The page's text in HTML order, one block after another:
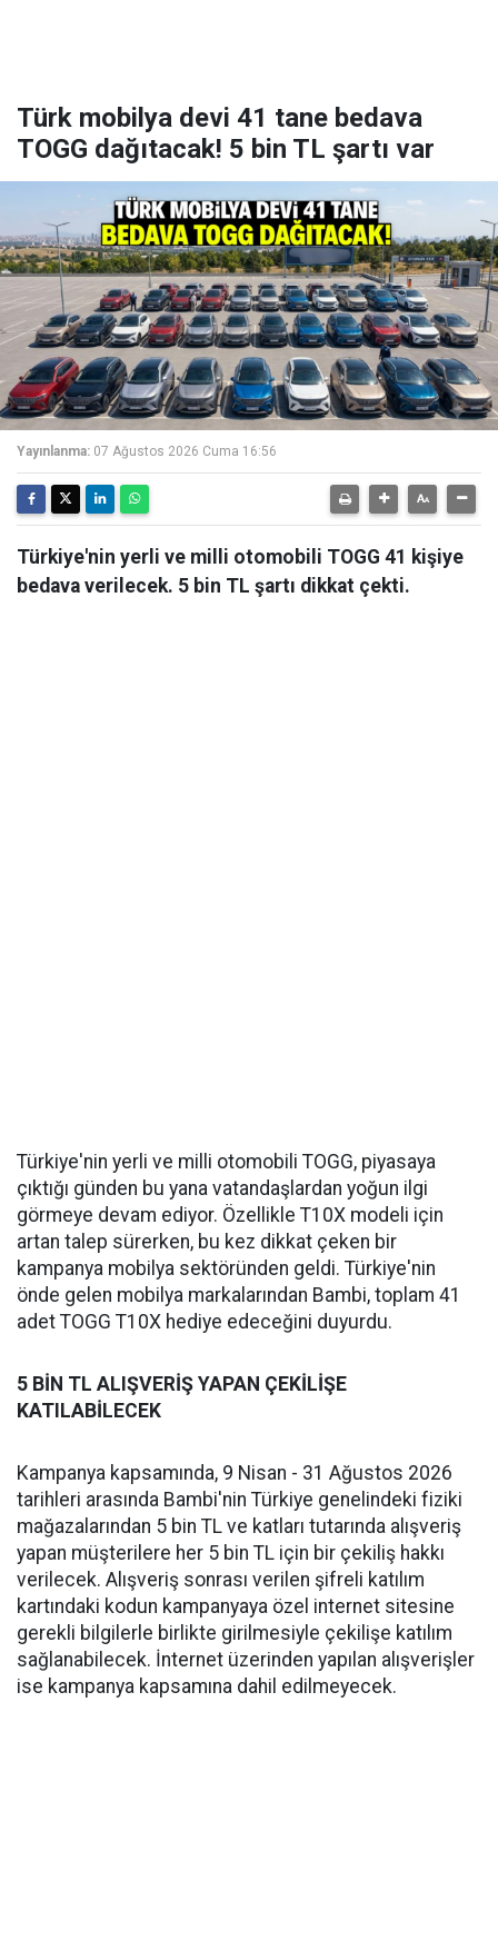
Türk mobilya devi 41 tane bedava
TOGG dağıtacak! 5 bin TL şartı var
Yayınlanma: 07 Ağustos 2026 Cuma 16:56
Türkiye'nin yerli ve milli otomobili TOGG 41 kişiye
bedava verilecek. 5 bin TL şartı dikkat çekti.
Türkiye'nin yerli ve milli otomobili TOGG, piyasaya
çıktığı günden bu yana vatandaşlardan yoğun ilgi
görmeye devam ediyor. Özellikle T10X modeli için
artan talep sürerken, bu kez dikkat çeken bir
kampanya mobilya sektöründen geldi. Türkiye'nin
önde gelen mobilya markalarından Bambi, toplam 41
adet TOGG T10X hediye edeceğini duyurdu.
5 BİN TL ALIŞVERİŞ YAPAN ÇEKİLİŞE
KATILABİLECEK
Kampanya kapsamında, 9 Nisan - 31 Ağustos 2026
tarihleri arasında Bambi'nin Türkiye genelindeki fiziki
mağazalarından 5 bin TL ve katları tutarında alışveriş
yapan müşterilere her 5 bin TL için bir çekiliş hakkı
verilecek. Alışveriş sonrası verilen şifreli katılım
kartındaki kodun kampanyaya özel internet sitesine
gerekli bilgilerle birlikte girilmesiyle çekilişe katılım
sağlanabilecek. İnternet üzerinden yapılan alışverişler
ise kampanya kapsamına dahil edilmeyecek.